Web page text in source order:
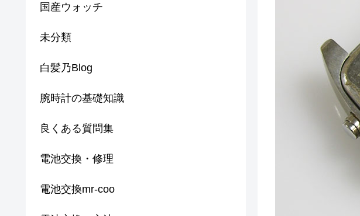
国産ウォッチ
未分類
白髪乃Blog
腕時計の基礎知識
良くある質問集
電池交換・修理
電池交換mr-coo